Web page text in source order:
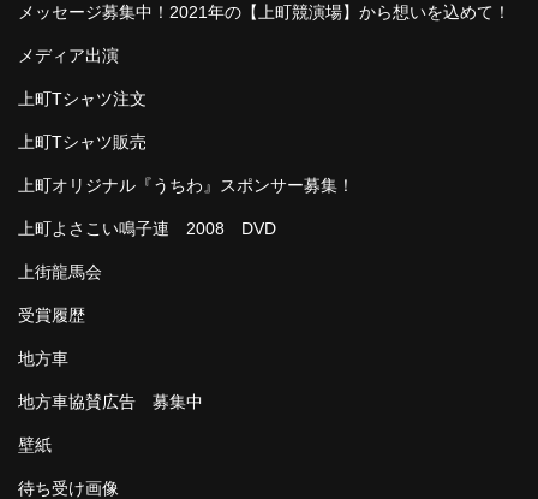
メッセージ募集中！2021年の【上町競演場】から想いを込めて！
メディア出演
上町Tシャツ注文
上町Tシャツ販売
上町オリジナル『うちわ』スポンサー募集！
上町よさこい鳴子連 2008 DVD
上街龍馬会
受賞履歴
地方車
地方車協賛広告 募集中
壁紙
待ち受け画像